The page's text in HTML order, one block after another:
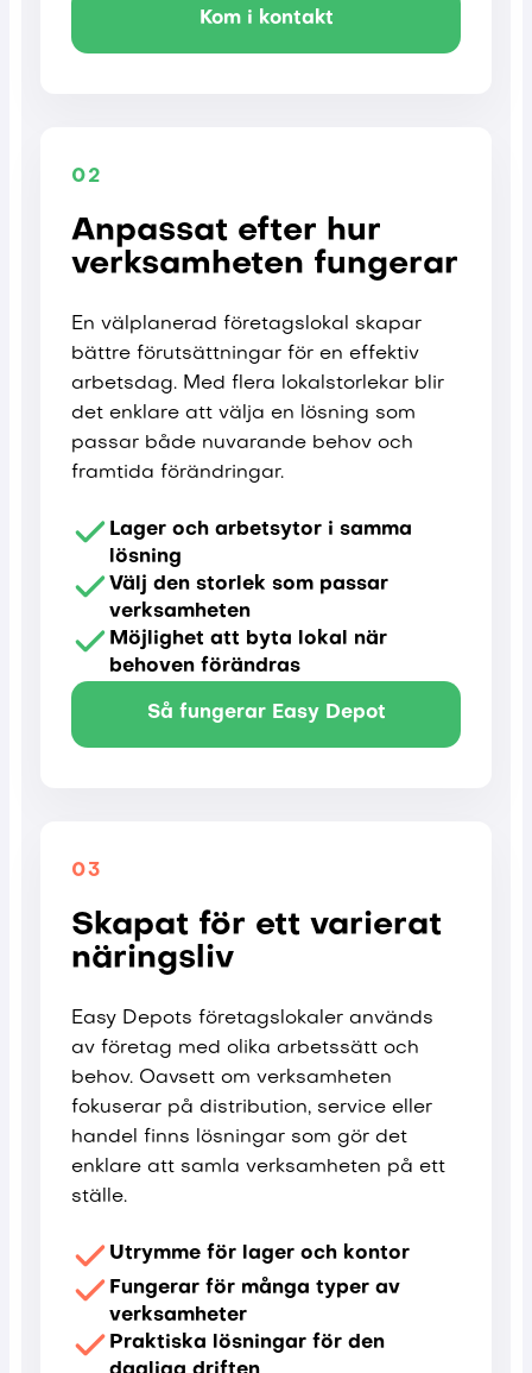
Kom i kontakt
02
Anpassat efter hur
verksamheten fungerar
En välplanerad företagslokal skapar
bättre förutsättningar för en effektiv
arbetsdag. Med flera lokalstorlekar blir
det enklare att välja en lösning som
passar både nuvarande behov och
framtida förändringar.
Lager och arbetsytor i samma
lösning
Välj den storlek som passar
verksamheten
Möjlighet att byta lokal när
behoven förändras
Så fungerar Easy Depot
03
Skapat för ett varierat
näringsliv
Easy Depots företagslokaler används
av företag med olika arbetssätt och
behov. Oavsett om verksamheten
fokuserar på distribution, service eller
handel finns lösningar som gör det
enklare att samla verksamheten på ett
ställe.
Utrymme för lager och kontor
Fungerar för många typer av
verksamheter
Praktiska lösningar för den